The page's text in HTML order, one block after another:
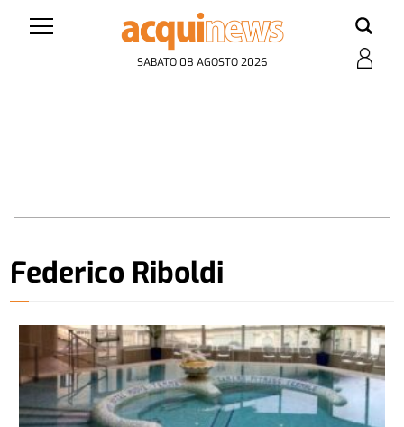
SABATO 08 AGOSTO 2026
Federico Riboldi